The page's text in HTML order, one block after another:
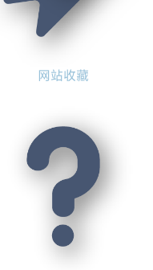
网站收藏